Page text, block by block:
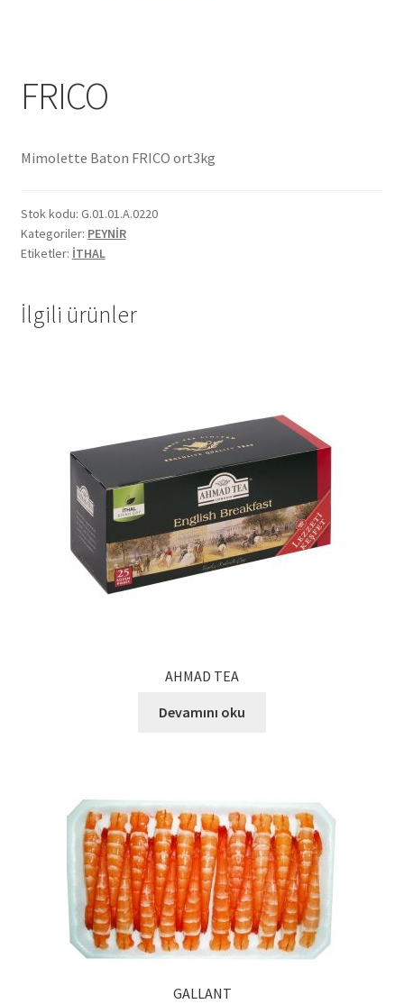
İnsan Kaynakları
ISO Belgemiz
İtalyan Mutfağı
La Deliziosa Katalog
Meksika Mutfağı
Sokak Lezzetleri
Ürünlerimiz
Uzakdoğu Mutfağı
Yönetim Kurulu
FRICO
Mimolette Baton FRICO ort3kg
Stok kodu: G.01.01.A.0220
Kategoriler: PEYNİR
Etiketler: İTHAL
İlgili ürünler
AHMAD TEA
Devamını oku
GALLANT